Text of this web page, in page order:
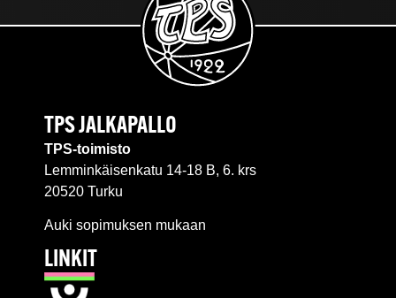
TPS JALKAPALLO
TPS-toimisto
Lemminkäisenkatu 14-18 B, 6. krs
20520 Turku
Auki sopimuksen mukaan
LINKIT